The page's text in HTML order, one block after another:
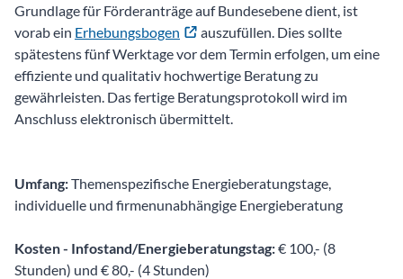
Grundlage für Förderanträge auf Bundesebene dient, ist
vorab ein Erhebungsbogen
auszufüllen. Dies sollte
spätestens fünf Werktage vor dem Termin erfolgen, um eine
effiziente und qualitativ hochwertige Beratung zu
gewährleisten. Das fertige Beratungsprotokoll wird im
Anschluss elektronisch übermittelt.
Umfang:Themenspezifische Energieberatungstage,
individuelle und firmenunabhängige Energieberatung
Kosten - Infostand/Energieberatungstag:€ 100,- (8
Stunden) und € 80,- (4 Stunden)